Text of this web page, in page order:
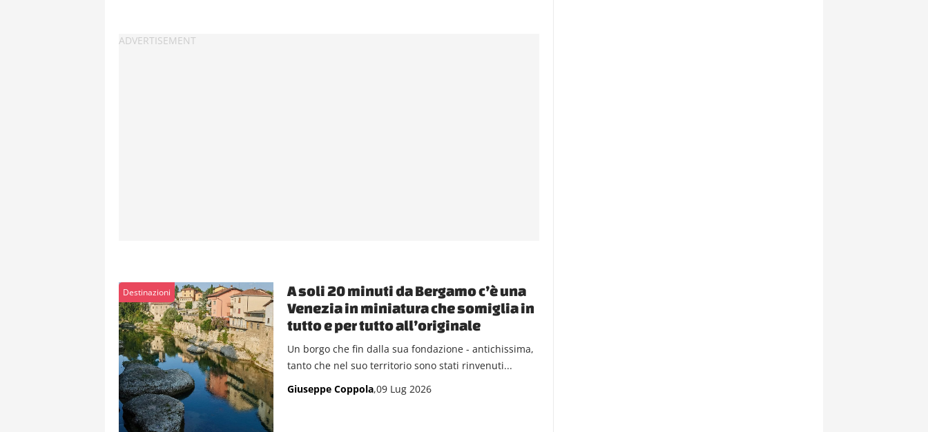
Destinazioni
A soli 20 minuti da Bergamo c’è una
Venezia in miniatura che somiglia in
tutto e per tutto all’originale
Un borgo che fin dalla sua fondazione - antichissima,
tanto che nel suo territorio sono stati rinvenuti...
Giuseppe Coppola,09 Lug 2026